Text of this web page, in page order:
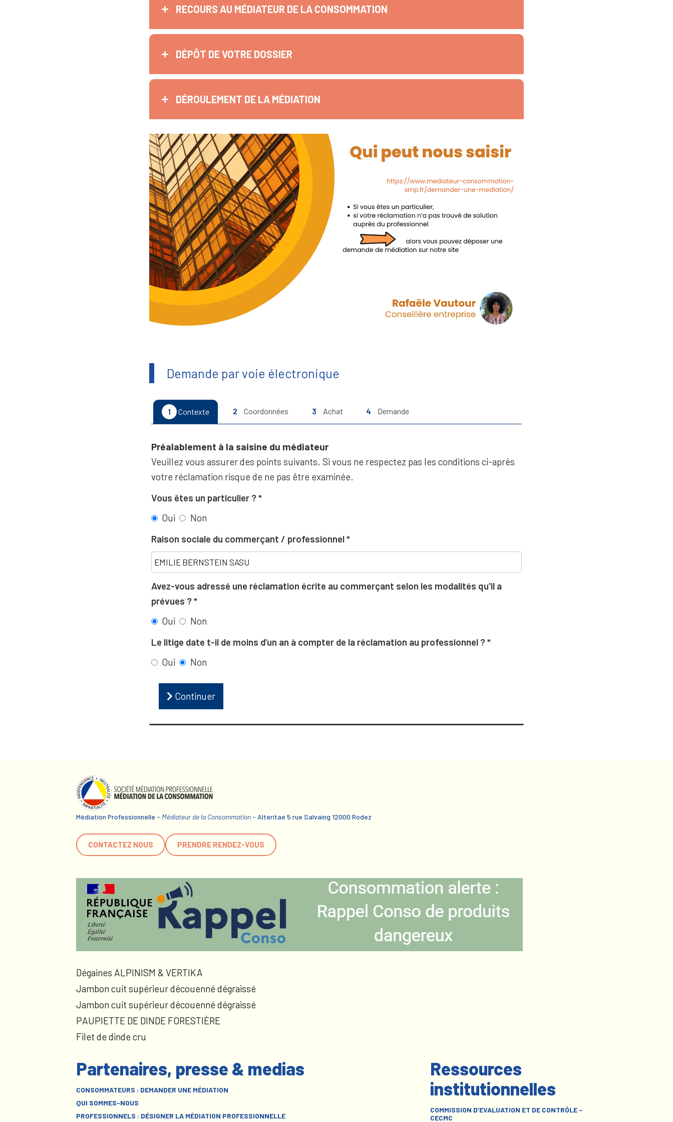
RECOURS AU MÉDIATEUR DE LA CONSOMMATION
DÉPÔT DE VOTRE DOSSIER
DÉROULEMENT DE LA MÉDIATION
Demande par voie électronique
1 Contexte 2 Coordonnées 3 Achat 4 Demande
Préalablement à la saisine du médiateur
Veuillez vous assurer des points suivants. Si vous ne respectez pas les conditions ci-après
votre réclamation risque de ne pas être examinée.
Vous êtes un particulier ?
Oui
Non
Raison sociale du commerçant / professionnel
Avez-vous adressé une réclamation écrite au commerçant selon les modalités qu'il a
prévues ?
Oui
Non
Le litige date t-il de moins d’un an à compter de la réclamation au professionnel ?
Oui
Non
Continuer
Médiation Professionnelle - Médiateur de la Consommation - Alteritae 5 rue Salvaing 12000 Rodez
CONTACTEZ NOUS PRENDRE RENDEZ-VOUS
Dégaines ALPINISM & VERTIKA
Jambon cuit supérieur découenné dégraissé
Jambon cuit supérieur découenné dégraissé
PAUPIETTE DE DINDE FORESTIÈRE
Filet de dinde cru
Partenaires, presse & medias
CONSOMMATEURS : DEMANDER UNE MÉDIATION
QUI SOMMES-NOUS
PROFESSIONNELS : DÉSIGNER LA MÉDIATION PROFESSIONNELLE
Ressources
institutionnelles
COMMISSION D’EVALUATION ET DE CONTRÔLE –
CECMC